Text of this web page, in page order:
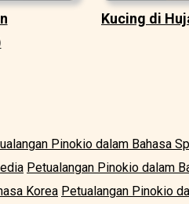
Kucing di
Pinokio dalam Bahasa
Petualangan Pinokio dalam
Korea Petualangan Pinokio